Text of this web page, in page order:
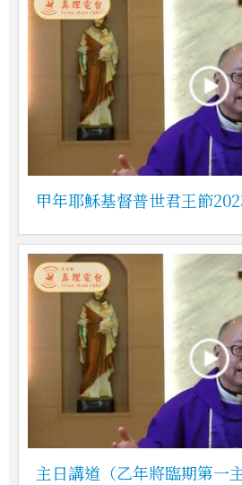
甲年耶穌基督普世君王節
主日講道（乙年將臨期第一